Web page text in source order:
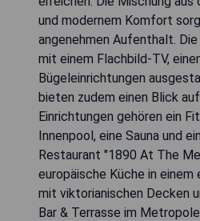
und modernem Komfort
angenehmen Aufenthalt.
mit einem Flachbild-TV,
Bügeleinrichtungen
bieten zudem einen Blick
Einrichtungen gehören ein
Innenpool, eine Sauna und
Restaurant "1890 At The
europäische Küche in
mit viktorianischen Decken
Bar & Terrasse im